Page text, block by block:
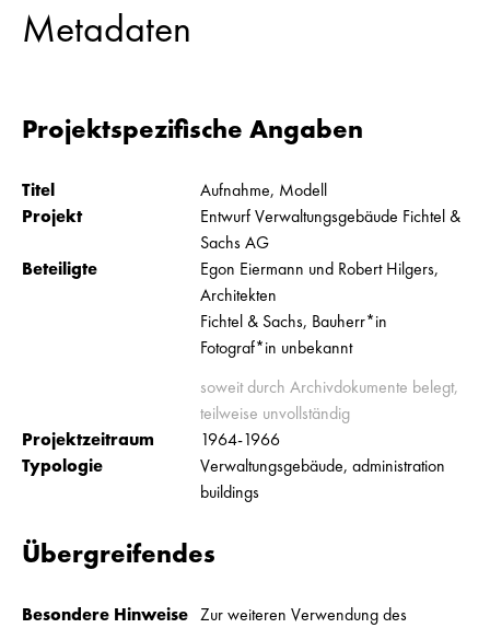
Metadaten
Projektspezifische Angaben
Titel
Aufnahme, Modell
Projekt
Entwurf Verwaltungsgebäude Fichtel &
Sachs AG
Beteiligte
Egon Eiermann und Robert Hilgers,
Architekten
Fichtel & Sachs, Bauherr*in
Fotograf*in unbekannt
soweit durch Archivdokumente belegt,
teilweise unvollständig
Projektzeitraum
1964-1966
Typologie
Verwaltungsgebäude, administration
buildings
Übergreifendes
Besondere Hinweise Zur weiteren Verwendung des